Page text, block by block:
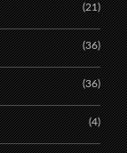
(21)
(36)
(36)
(4)